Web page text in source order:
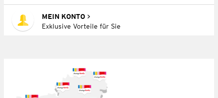
MEIN KONTO
Exklusive Vorteile für Sie